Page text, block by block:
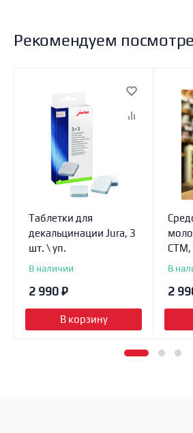
Рекомендуем
Таблетки для
декальцинации Jura, 3
шт. \ уп.
В наличии
2 990 ₽
В корзину
СТМ,
В
2